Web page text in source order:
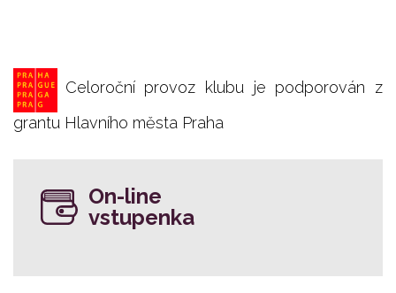
Celoroční provoz klubu je podporován z
grantu Hlavního města Praha
On-line
vstupenka